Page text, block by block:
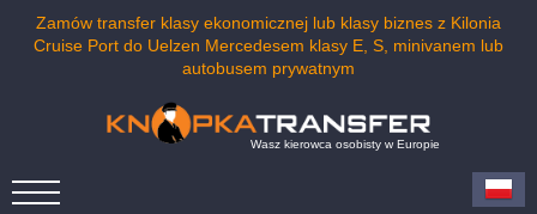
Zamów transfer klasy ekonomicznej lub klasy biznes z Kilonia
Cruise Port do Uelzen Mercedesem klasy E, S, minivanem lub
autobusem prywatnym
Wasz kierowca osobisty w Europie